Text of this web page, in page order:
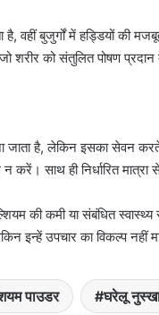
है, वहीं बुजुर्गों में हड्डियों
शरीर को संतुलित पोषण
जाता है, लेकिन इसका सेवन
न करें। साथ ही निर्धारित
की कमी या संबंधित
इन्हें उपचार का विकल्प नहीं
पाउडर घरेलू